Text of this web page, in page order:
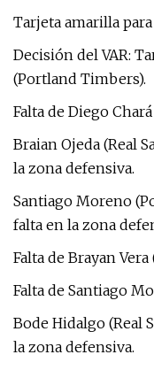
Tarjeta amarilla
Decisión del VAR:
(Portland Timbers).
Falta de Diego
Braian Ojeda (Real
la zona defensiva.
Santiago Moreno
falta en la zona
Falta de Brayan Vera
Falta de Santiago
Bode Hidalgo (Real
la zona defensiva.